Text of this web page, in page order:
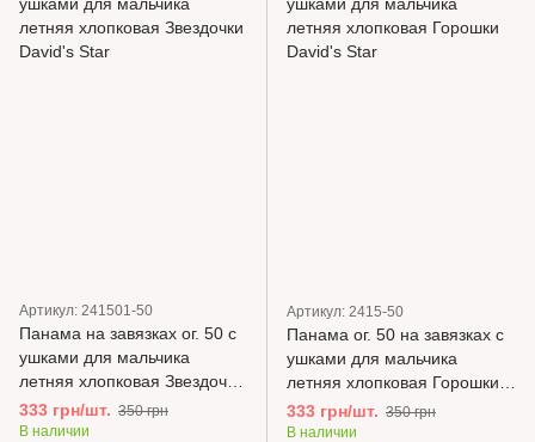
Артикул: 241501-50
Панама на завязках ог. 50 с
ушками для мальчика
летняя хлопковая Звездочки
David's Star
333 грн/шт. 350 грн
В наличии
Артикул: 2415-50
Панама ог. 50 на завязках с
ушками для мальчика
летняя хлопковая Горошки
David's Star
333 грн/шт. 350 грн
В наличии